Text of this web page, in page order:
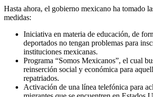
Hasta ahora, el gobierno mexicano ha tomado
medidas:
Iniciativa en materia de educación, de
deportados no tengan problemas para
instituciones mexicanas.
Programa “Somos Mexicanos”, el cual
reinserción social y económica para
repatriados.
Activación de una línea telefónica para